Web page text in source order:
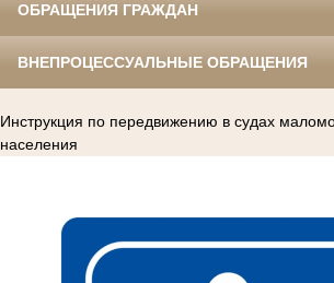
ОБРАЩЕНИЯ ГРАЖДАН
ВНЕПРОЦЕССУАЛЬНЫЕ ОБРАЩЕНИЯ
Инструкция по передвижению в судах
населения